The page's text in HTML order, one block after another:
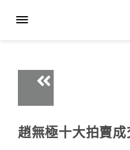
趙無極十大拍賣